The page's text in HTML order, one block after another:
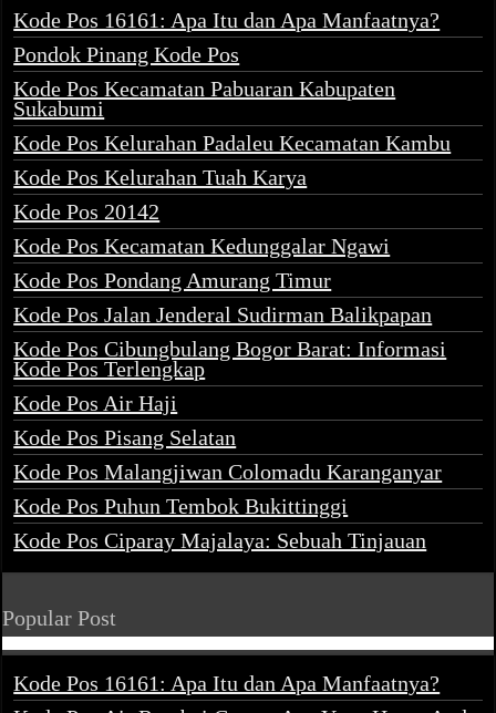
Kode Pos 16161: Apa Itu dan Apa Manfaatnya?
Pondok Pinang Kode Pos
Kode Pos Kecamatan Pabuaran Kabupaten
Sukabumi
Kode Pos Kelurahan Padaleu Kecamatan Kambu
Kode Pos Kelurahan Tuah Karya
Kode Pos 20142
Kode Pos Kecamatan Kedunggalar Ngawi
Kode Pos Pondang Amurang Timur
Kode Pos Jalan Jenderal Sudirman Balikpapan
Kode Pos Cibungbulang Bogor Barat: Informasi
Kode Pos Terlengkap
Kode Pos Air Haji
Kode Pos Pisang Selatan
Kode Pos Malangjiwan Colomadu Karanganyar
Kode Pos Puhun Tembok Bukittinggi
Kode Pos Ciparay Majalaya: Sebuah Tinjauan
Popular Post
Kode Pos 16161: Apa Itu dan Apa Manfaatnya?